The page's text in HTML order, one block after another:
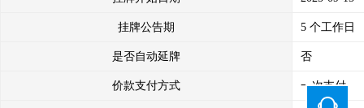
挂牌公告期 5 个工作日
是否自动延牌 否
价款支付方式 一次支付